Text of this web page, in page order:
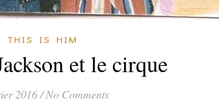
THIS IS HIM
et le cirque
2016/ No Comments